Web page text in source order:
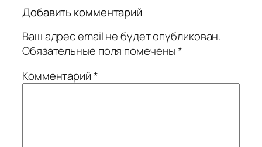
Добавить комментарий
Ваш адрес email не будет опубликован.
Обязательные поля помечены*
Комментарий*